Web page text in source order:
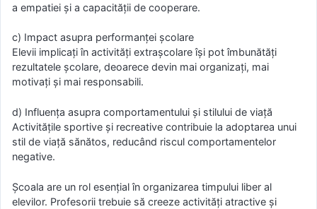
a empatiei și a capacității de cooperare.
c) Impact asupra performanței școlare
Elevii implicați în activități extrașcolare își pot îmbunătăți
rezultatele școlare, deoarece devin mai organizați, mai
motivați și mai responsabili.
d) Influența asupra comportamentului și stilului de viață
Activitățile sportive și recreative contribuie la adoptarea unui
stil de viață sănătos, reducând riscul comportamentelor
negative.
Școala are un rol esențial în organizarea timpului liber al
elevilor. Profesorii trebuie să creeze activități atractive și